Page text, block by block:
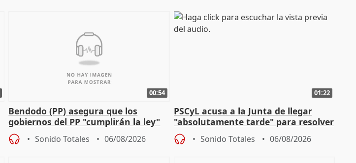
00:54
Bendodo (PP) asegura que los
gobiernos del PP "cumplirán la ley"
sobre los menores migrantes
Sonido Totales 06/08/2026
01:22
PSCyL acusa a la Junta de llegar
"absolutamente tarde" para resolver
problemas como Newcastle
Sonido Totales 06/08/2026